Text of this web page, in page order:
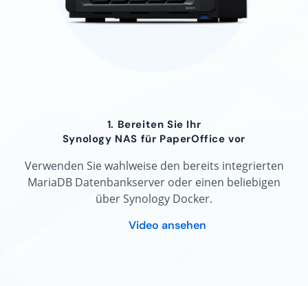
1. Bereiten Sie Ihr
Synology NAS für PaperOffice vor
Verwenden Sie wahlweise den bereits integrierten
MariaDB Datenbankserver oder einen beliebigen
über Synology Docker.
Video ansehen